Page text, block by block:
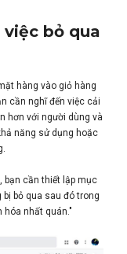
việc bỏ qua
hàng vào giỏ hàng
cần nghĩ đến việc cải
hơn với người dùng và
năng sử dụng hoặc
bạn cần thiết lập mục
bỏ qua sau đó trong
hóa nhất quán."